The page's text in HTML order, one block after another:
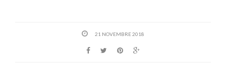
21 NOVEMBRE 2018